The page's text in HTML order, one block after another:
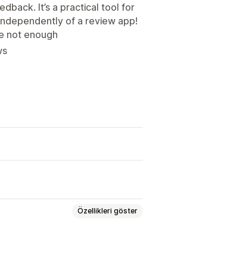
It’s a practical tool for
of a review app!
not enough
Özellikleri göster